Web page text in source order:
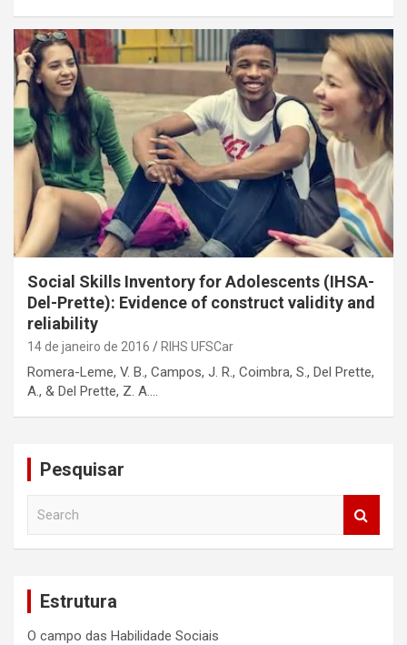
Social Skills Inventory for Adolescents (IHSA-
Del-Prette): Evidence of construct validity and
reliability
14 de janeiro de 2016 RIHS UFSCar
Romera-Leme, V. B., Campos, J. R., Coimbra, S., Del Prette,
A., & Del Prette, Z. A.…
Pesquisar
Estrutura
O campo das Habilidade Sociais